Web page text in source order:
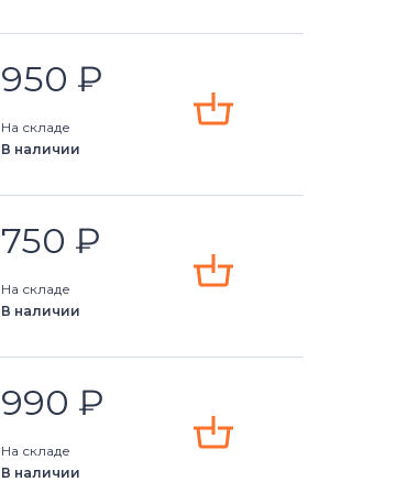
950 ₽
На складе
В наличии
750 ₽
На складе
В наличии
990 ₽
На складе
В наличии